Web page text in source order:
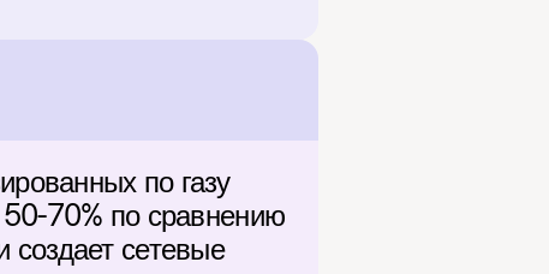
по газу
50-70% по сравнению
сетевые